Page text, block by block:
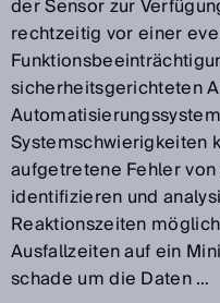
der Sensor zur
rechtzeitig vor einer
sicherheitsgerichteten
Systemschwierigkeiten
aufgetretene Fehler
identifizieren und
Reaktionszeiten
Ausfallzeiten auf ein
schade um die Daten …